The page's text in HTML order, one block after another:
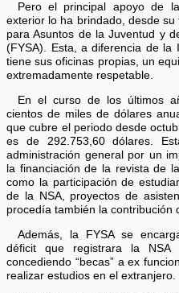
Pero el principal apoyo de
exterior lo ha brindado, desde
para Asuntos de la Juventud y
(FYSA). Esta, a diferencia de la
tiene sus oficinas propias, un
extremadamente respetable.
En el curso de los últimos
cientos de miles de dólares
que cubre el periodo desde
es de 292.753,60 dólares.
administración general por un
la financiación de la revista de
como la participación de
de la NSA, proyectos de
procedía también la contribución
Además, la FYSA se
déficit que registrara la NSA
concediendo “becas” a ex
realizar estudios en el extranjero.